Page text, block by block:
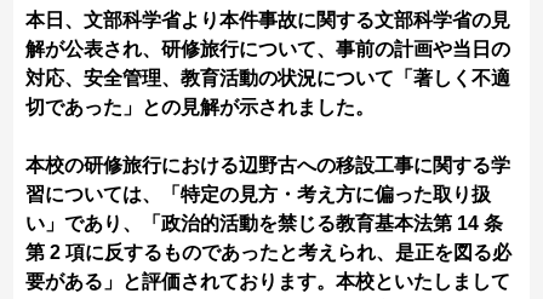
本日、文部科学省より本件事故に関する文部科学省の見
解が公表され、研修旅行について、事前の計画や当日の
対応、安全管理、教育活動の状況について「著しく不適
切であった」との見解が示されました。
本校の研修旅行における辺野古への移設工事に関する学
習については、「特定の見方・考え方に偏った取り扱
い」であり、「政治的活動を禁じる教育基本法第 14 条
第 2 項に反するものであったと考えられ、是正を図る必
要がある」と評価されております。本校といたしまして